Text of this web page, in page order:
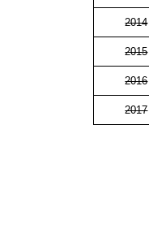
2014
2015
2016
2017